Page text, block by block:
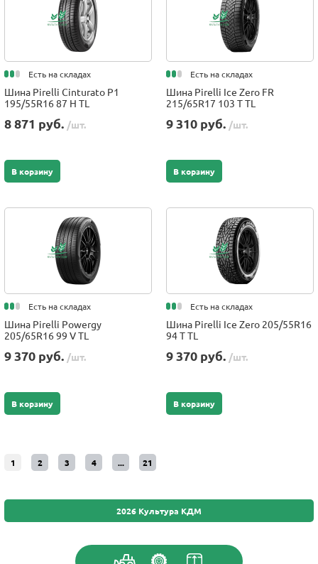
Есть на складах
Шина Pirelli Cinturato P1
195/55R16 87 H TL
8 871 руб. /шт.
В корзину
Есть на складах
Шина Pirelli Ice Zero FR
215/65R17 103 T TL
9 310 руб. /шт.
В корзину
Есть на складах
Шина Pirelli Powergy
205/65R16 99 V TL
9 370 руб. /шт.
В корзину
Есть на складах
Шина Pirelli Ice Zero 205/55R16
94 T TL
9 370 руб. /шт.
В корзину
1 2 3 4 ... 21
2026 Культура КДМ